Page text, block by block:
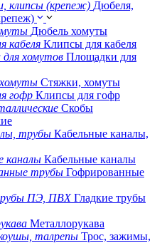
Дюбеля,
Дюбель хомуты
Клипсы для кабеля
Площадки для
Стяжки, хомуты
Клипсы для гофр
Скобы
Кабельные каналы,
Кабельные каналы
Гофрированные
Гладкие трубы
Металлорукава
Трос, зажимы,